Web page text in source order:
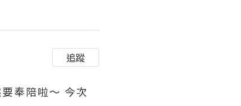
追蹤
奉陪啦～ 今次